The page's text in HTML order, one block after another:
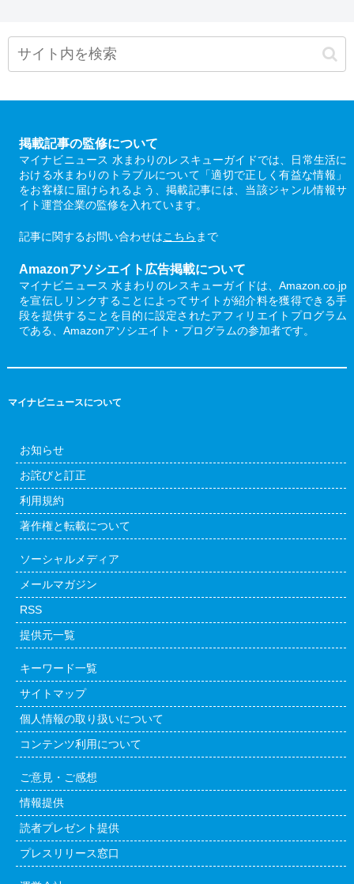
掲載記事の監修について
マイナビニュース 水まわりのレスキューガイドでは、日常生活に
おける水まわりのトラブルについて「適切で正しく有益な情報」
をお客様に届けられるよう、掲載記事には、当該ジャンル情報サ
イト運営企業の監修を入れています。
記事に関するお問い合わせはこちら まで
Amazonアソシエイト広告掲載について
マイナビニュース 水まわりのレスキューガイドは、Amazon.co.jp
を宣伝しリンクすることによってサイトが紹介料を獲得できる手
段を提供することを目的に設定されたアフィリエイトプログラム
である、Amazonアソシエイト・プログラムの参加者です。
マイナビニュースについて
お知らせ
お詫びと訂正
利用規約
著作権と転載について
ソーシャルメディア
メールマガジン
RSS
提供元一覧
キーワード一覧
サイトマップ
個人情報の取り扱いについて
コンテンツ利用について
ご意見・ご感想
情報提供
読者プレゼント提供
プレスリリース窓口